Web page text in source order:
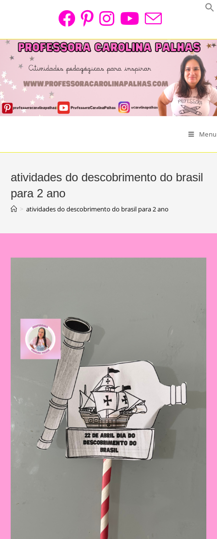
Menu
atividades do descobrimento do brasil
para 2 ano
> atividades do descobrimento do brasil para 2 ano